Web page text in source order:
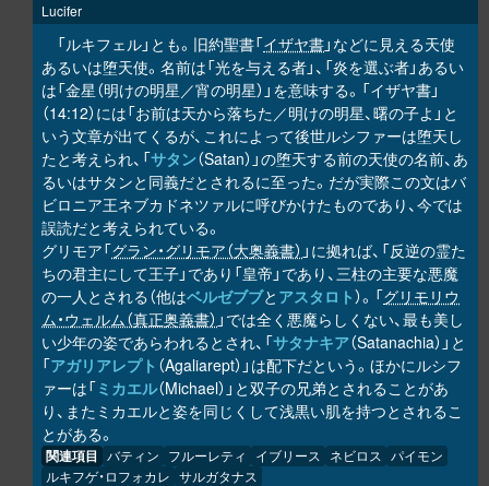
Lucifer
「ルキフェル」とも。旧約聖書「イザヤ書」などに見える天使
あるいは堕天使。名前は「光を与える者」、「炎を選ぶ者」あるい
は「金星（明けの明星／宵の明星）」を意味する。「イザヤ書」
（14:12）には「お前は天から落ちた／明けの明星、曙の子よ」と
いう文章が出てくるが、これによって後世ルシファーは堕天し
たと考えられ、「サタン（Satan）」の堕天する前の天使の名前、あ
るいはサタンと同義だとされるに至った。だが実際この文はバ
ビロニア王ネブカドネツァルに呼びかけたものであり、今では
誤読だと考えられている。
グリモア「グラン・グリモア（大奥義書） 」に拠れば、「反逆の霊た
ちの君主にして王子」であり「皇帝」であり、三柱の主要な悪魔
の一人とされる（他はベルゼブブと アスタロト）。「グリモリウ
ム・ウェルム（真正奥義書） 」では全く悪魔らしくない、最も美し
い少年の姿であらわれるとされ、「サタナキア（Satanachia）」と
「アガリアレプト （Agaliarept）」は配下だという。ほかにルシフ
ァーは「ミカエル（Michael）」と双子の兄弟とされることがあ
り、またミカエルと姿を同じくして浅黒い肌を持つとされるこ
とがある。
関連項目 バティン フルーレティ イブリース ネビロス パイモン
ルキフゲ・ロフォカレ サルガタナス